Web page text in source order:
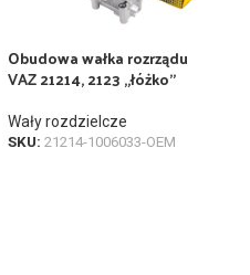
Obudowa wałka rozrządu
VAZ 21214, 2123 „łóżko”
Wały rozdzielcze
SKU: 21214-1006033-OEM